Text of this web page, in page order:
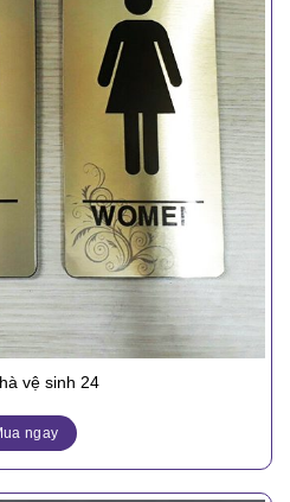
vệ sinh 24
ngay